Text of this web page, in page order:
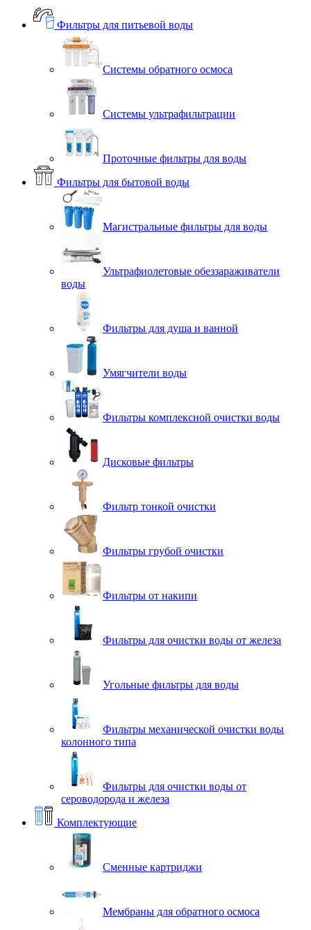
Фильтры для питьевой воды
Системы обратного осмоса
Системы ультрафильтрации
Проточные фильтры для воды
Фильтры для бытовой воды
Магистральные фильтры для воды
Ультрафиолетовые обеззараживатели
воды
Фильтры для душа и ванной
Умягчители воды
Фильтры комплексной очистки воды
Дисковые фильтры
Фильтр тонкой очистки
Фильтры грубой очистки
Фильтры от накипи
Фильтры для очистки воды от железа
Угольные фильтры для воды
Фильтры механической очистки воды
колонного типа
Фильтры для очистки воды от
сероводорода и железа
Комплектующие
Сменные картриджи
Мембраны для обратного осмоса